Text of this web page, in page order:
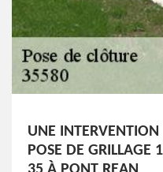
UNE INTERVENTION
POSE DE GRILLAGE